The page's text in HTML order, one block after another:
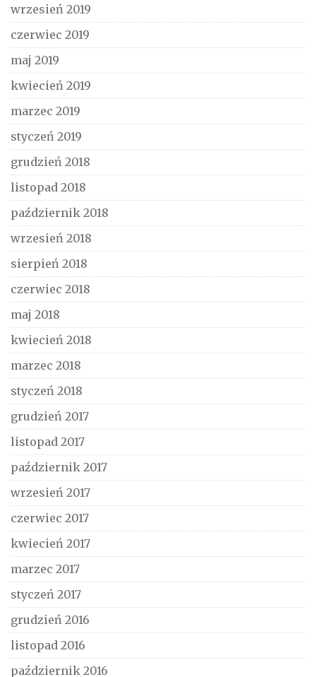
wrzesień 2019
czerwiec 2019
maj 2019
kwiecień 2019
marzec 2019
styczeń 2019
grudzień 2018
listopad 2018
październik 2018
wrzesień 2018
sierpień 2018
czerwiec 2018
maj 2018
kwiecień 2018
marzec 2018
styczeń 2018
grudzień 2017
listopad 2017
październik 2017
wrzesień 2017
czerwiec 2017
kwiecień 2017
marzec 2017
styczeń 2017
grudzień 2016
listopad 2016
październik 2016